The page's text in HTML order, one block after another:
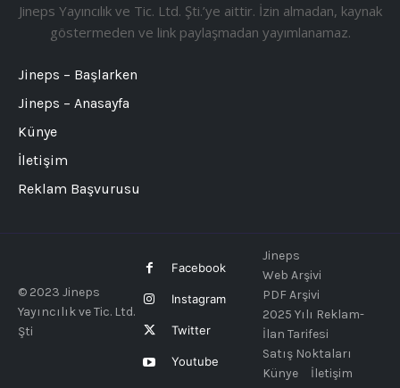
Jineps Yayıncılık ve Tic. Ltd. Şti.’ye aittir. İzin almadan, kaynak
göstermeden ve link paylaşmadan yayımlanamaz.
Jineps – Başlarken
Jineps – Anasayfa
Künye
İletişim
Reklam Başvurusu
© 2023 Jineps
Yayıncılık ve Tic. Ltd.
Şti
Facebook
Instagram
Twitter
Youtube
Jineps
Web Arşivi
PDF Arşivi
2025 Yılı Reklam-
İlan Tarifesi
Satış Noktaları
Künye
İletişim